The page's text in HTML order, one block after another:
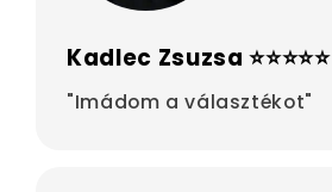
Kadlec Zsuzsa ⭐⭐⭐⭐⭐
"Imádom a választékot"